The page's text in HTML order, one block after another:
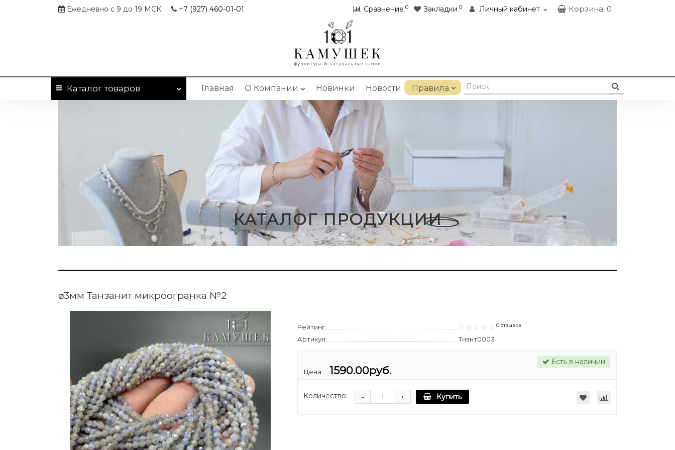
Ежедневно с 9 до 19 МСК +7 (927) 460-01-01 Сравнение 0 Закладки 0 Личный кабинет Корзина: 0
Каталогтоваров Главная О Компании Новинки Новости Правила
КАТАЛОГ ПРОДУКЦИИ
⌀3мм Танзанит микроогранка №2
Рейтинг: 0 отзывов
Артикул: Тнзнт0003
Цена: 1590.00руб.
Есть в наличии
Количество: +
- Купить